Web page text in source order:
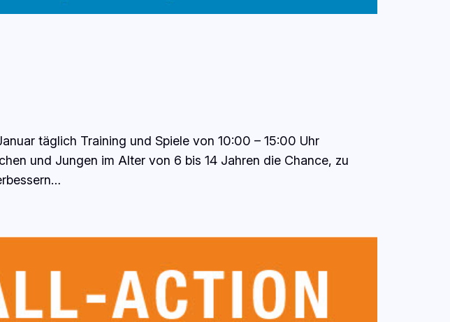
täglich Training und Spiele von 10:00 – 15:00 Uhr
und Jungen im Alter von 6 bis 14 Jahren die Chance, zu